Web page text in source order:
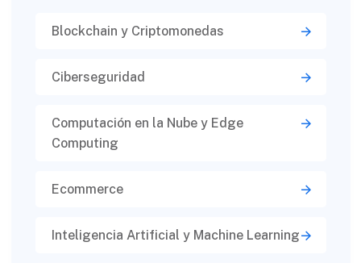
Blockchain y Criptomonedas
Ciberseguridad​
Computación en la Nube y Edge
Computing
Ecommerce
Inteligencia Artificial y Machine Learning